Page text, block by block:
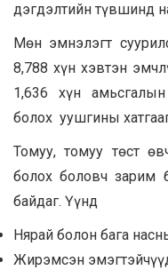
дэгдэлтийн түвшинд
Мөн эмнэлэгт
8,788 хүн хэвтэн
1,636 хүн
болох уушгины
Томуу, томуу төст
болох боловч зарим
байдаг. Үүнд
Нярай болон бага
Жирэмсэн